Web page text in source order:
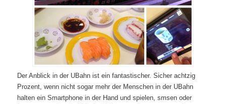
Der Anblick in der UBahn ist ein fantastischer. Sicher achtzig
Prozent, wenn nicht sogar mehr der Menschen in der UBahn
halten ein Smartphone in der Hand und spielen, smsen oder